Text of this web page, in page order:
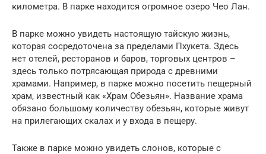
километра. В парке находится огромное озеро Чео Лан.
В парке можно увидеть настоящую тайскую жизнь,
которая сосредоточена за пределами Пхукета. Здесь
нет отелей, ресторанов и баров, торговых центров –
здесь только потрясающая природа с древними
храмами. Например, в парке можно посетить пещерный
храм, известный как «Храм Обезьян». Название храма
обязано большому количеству обезьян, которые живут
на прилегающих скалах и у входа в пещеру.
Также в парке можно увидеть слонов, которые с